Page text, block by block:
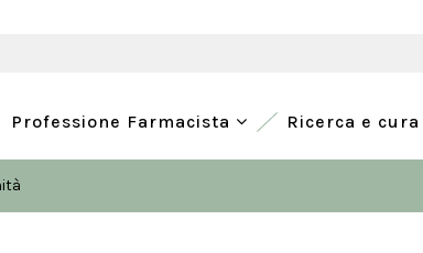
Professione Farmacista Ricerca e cura